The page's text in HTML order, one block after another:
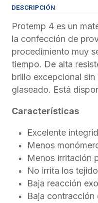
DESCRIPCIÓN
Protemp 4 es un
la confección de
procedimiento muy
tiempo. De alta
brillo excepcional
glaseado. Está
Características
Excelente
Menos
Menos irritación
No irrita los
Baja reacción
Baja contracción